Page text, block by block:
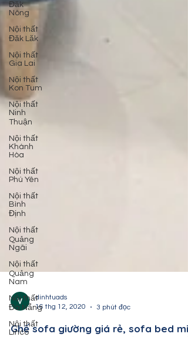
Đăk
Nông
Nội thất
Đăk Lăk
Nội thất
Gia Lai
Nội thất
Kon Tum
Nội thất
Ninh
Thuận
Nội thất
Khánh
Hòa
Nội thất
Phú Yên
Nội thất
Bình
Định
Nội thất
Quảng
Ngãi
Nội thất
Quảng
Nam
Nội thất
Đà Nẵng
Nội thất
Linco
dinhtuads
16 thg 12, 2020